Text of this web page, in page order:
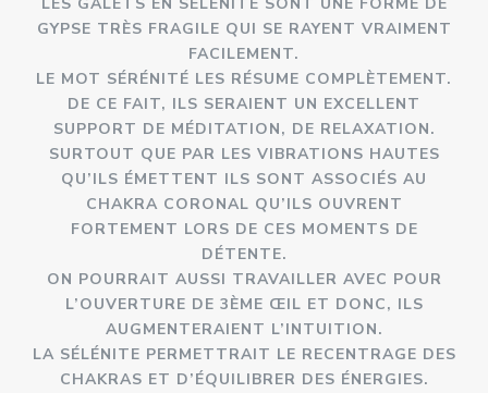
GYPSE TRÈS FRAGILE QUI SE RAYENT VRAIMENT
FACILEMENT.
LE MOT SÉRÉNITÉ LES RÉSUME COMPLÈTEMENT.
DE CE FAIT, ILS SERAIENT UN EXCELLENT
SUPPORT DE MÉDITATION, DE RELAXATION.
SURTOUT QUE PAR LES VIBRATIONS HAUTES
QU’ILS ÉMETTENT ILS SONT ASSOCIÉS AU
CHAKRA CORONAL QU’ILS OUVRENT
FORTEMENT LORS DE CES MOMENTS DE
DÉTENTE.
ON POURRAIT AUSSI TRAVAILLER AVEC POUR
L’OUVERTURE DE 3ÈME ŒIL ET DONC, ILS
AUGMENTERAIENT L’INTUITION.
LA SÉLÉNITE PERMETTRAIT LE RECENTRAGE DES
CHAKRAS ET D’ÉQUILIBRER DES ÉNERGIES.